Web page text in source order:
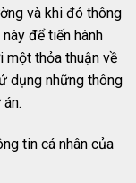
và khi đó thông
để tiến hành
một thỏa thuận về
dụng những thông
tin cá nhân của